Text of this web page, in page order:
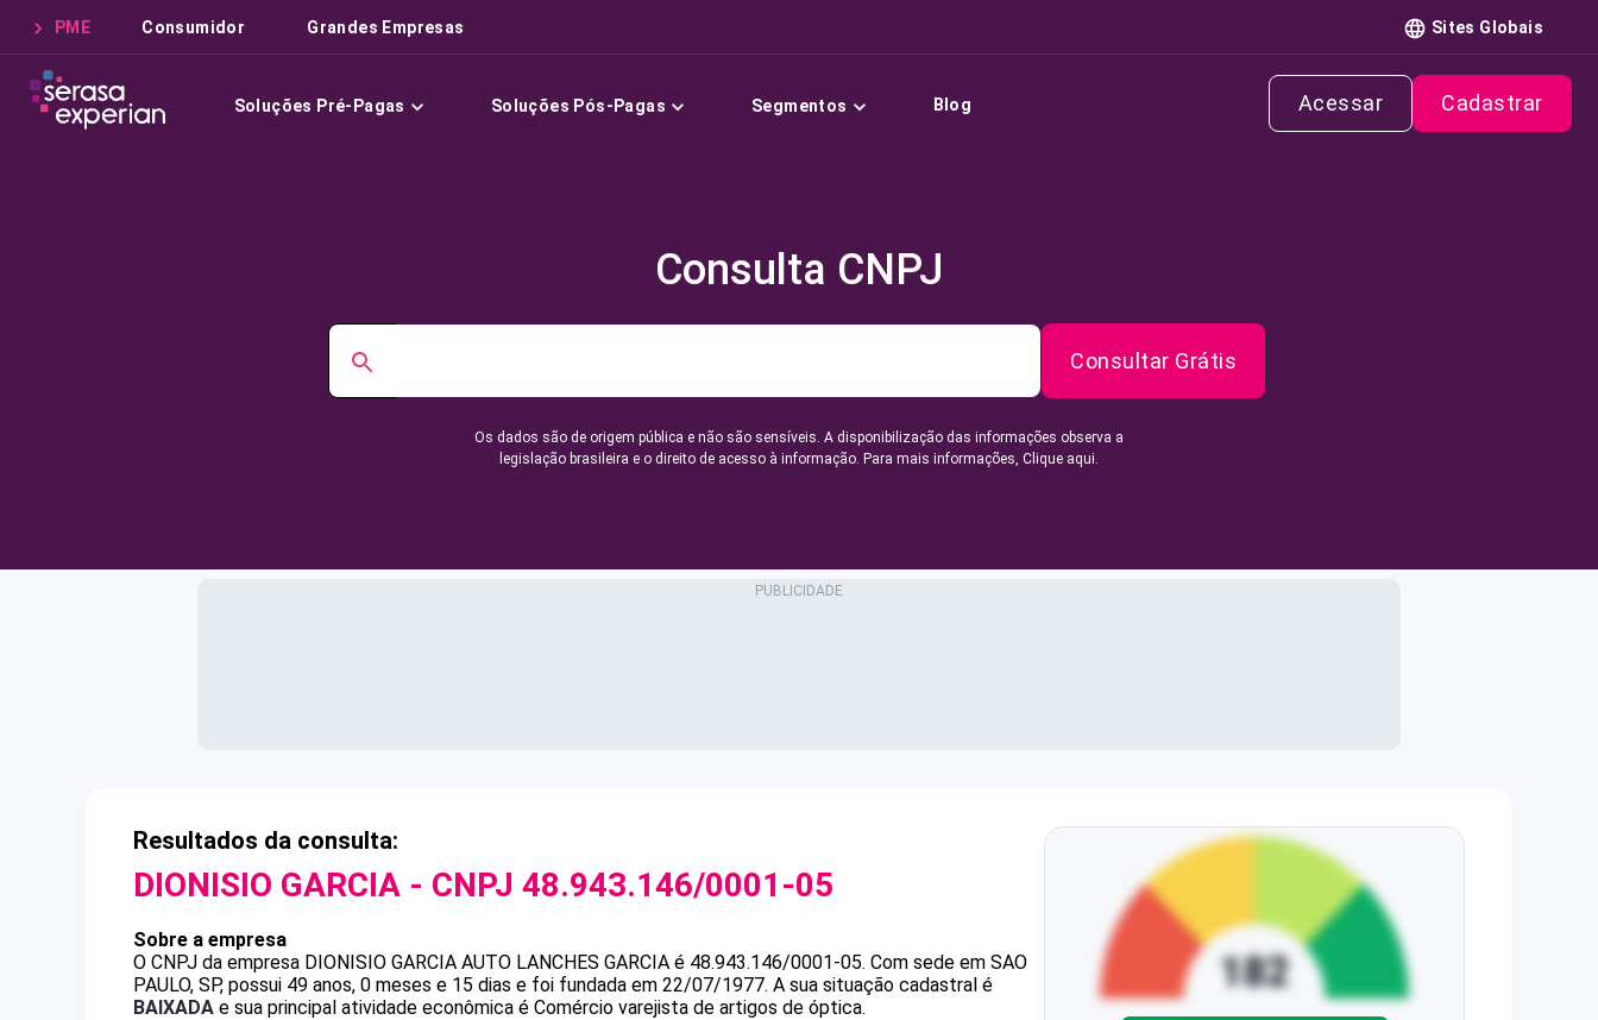
PME Consumidor Grandes Empresas Sites Globais
Soluções Pré-Pagas Soluções Pós-Pagas Segmentos Blog Acessar Cadastrar
Consulta CNPJ
Consultar Grátis
Os dados são de origem pública e não são sensíveis. A disponibilização das informações observa a
legislação brasileira e o direito de acesso à informação. Para mais informações, Clique aqui.
Resultados da consulta:
DIONISIO GARCIA - CNPJ 48.943.146/0001-05
Sobre a empresa
O CNPJ da empresa DIONISIO GARCIA AUTO LANCHES GARCIA é 48.943.146/0001-05. Com sede em SAO
PAULO, SP, possui 49 anos, 0 meses e 15 dias e foi fundada em 22/07/1977. A sua situação cadastral é
BAIXADA e sua principal atividade econômica é Comércio varejista de artigos de óptica.